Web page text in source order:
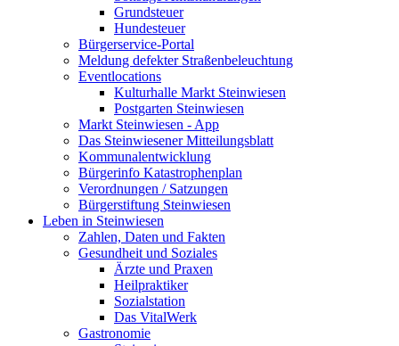
Grundsteuer
Hundesteuer
Bürgerservice-Portal
Meldung defekter Straßenbeleuchtung
Eventlocations
Kulturhalle Markt Steinwiesen
Postgarten Steinwiesen
Markt Steinwiesen - App
Das Steinwiesener Mitteilungsblatt
Kommunalentwicklung
Bürgerinfo Katastrophenplan
Verordnungen / Satzungen
Bürgerstiftung Steinwiesen
Leben in Steinwiesen
Zahlen, Daten und Fakten
Gesundheit und Soziales
Ärzte und Praxen
Heilpraktiker
Sozialstation
Das VitalWerk
Gastronomie